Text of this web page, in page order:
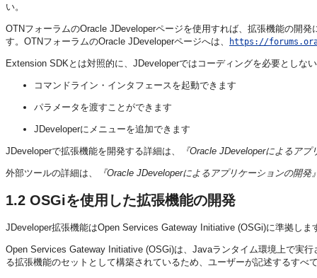
い。
OTNフォーラムのOracle JDeveloperページを使用すれば、拡張機能の開
す。OTNフォーラムのOracle JDeveloperページへは、 https://
Extension SDKとは対照的に、 JDeveloperではコーディングを必要としな
コマンドライン・インタフェースを起動できます
パラメータを渡すことができます
JDeveloperにメニューを追加できます
JDeveloperで拡張機能を開発する詳細は、 『Oracle JDeveloperによるア
外部ツールの詳細は、 『Oracle JDeveloperによるアプリケーションの開発
1.2 OSGiを使用した拡張機能の開発
JDeveloper拡張機能はOpen Services Gateway Initiative (OSGi)に準拠しま
Open Services Gateway Initiative (OSGi)は、Javaランタイム環境上で実
る拡張機能のセットとして構築されているため、ユーザーが記述するすべ